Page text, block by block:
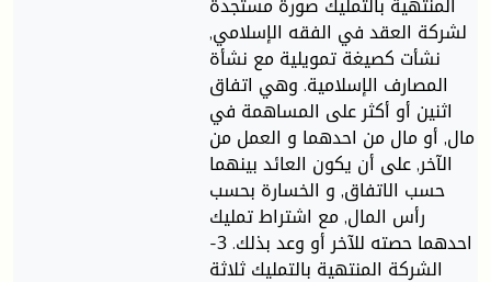
لشركة العقد في الفقه الإسلامي,
نشأت كصيغة تمويلية مع نشأة
المصارف الإسلامية. وهي اتفاق
اثنين أو أكثر على المساهمة في
مال, أو مال من احدهما و العمل من
الآخر, على أن يكون العائد بينهما
حسب الاتفاق, و الخسارة بحسب
رأس المال, مع اشتراط تمليك
احدهما حصته للآخر أو وعد بذلك. 3-
الشركة المنتهية بالتمليك ثلاثة